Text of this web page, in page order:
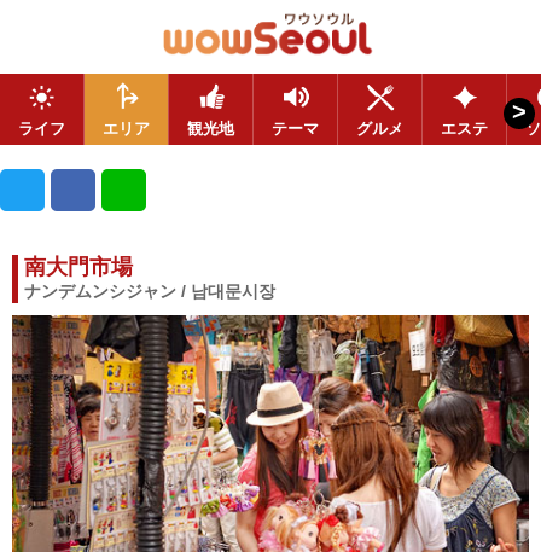
ライフ エリア 観光地 テーマ グルメ エステ
>
南大門市場
ナンデムンシジャン / 남대문시장